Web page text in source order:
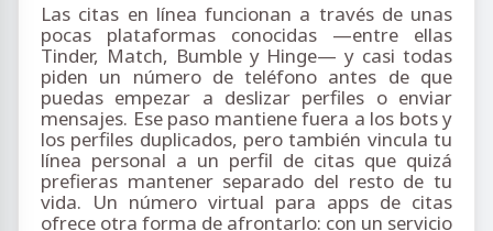
Las citas en línea funcionan a través de unas
pocas plataformas conocidas —entre ellas
Tinder, Match, Bumble y Hinge— y casi todas
piden un número de teléfono antes de que
puedas empezar a deslizar perfiles o enviar
mensajes. Ese paso mantiene fuera a los bots y
los perfiles duplicados, pero también vincula tu
línea personal a un perfil de citas que quizá
prefieras mantener separado del resto de tu
vida. Un número virtual para apps de citas
ofrece otra forma de afrontarlo: con un servicio